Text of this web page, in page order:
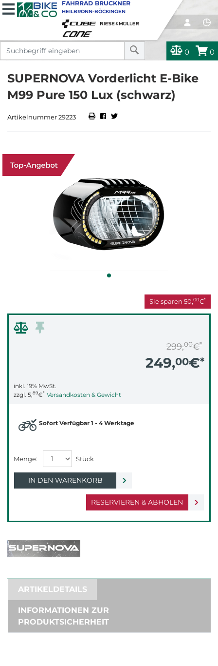
0 0
FAHRRAD BRUCKNER
HEILBRONN-BÖCKINGEN
SUPERNOVA Vorderlicht E-Bike
M99 Pure 150 Lux (schwarz)
Artikelnummer 29223
Sie sparen 50,00€*
299,00€*
249,00€*
inkl. 19% MwSt.
zzgl. 5,89€* Versandkosten & Gewicht
RESERVIEREN & ABHOLEN
Sofort Verfügbar 1 - 4 Werktage
IN DEN WARENKORB
ARTIKELDETAILS
INFORMATIONEN ZUR
PRODUKTSICHERHEIT